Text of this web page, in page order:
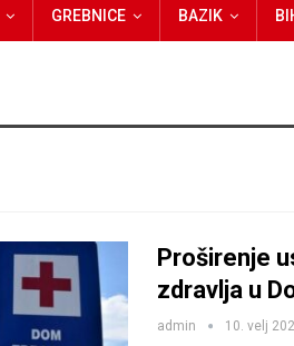
GREBNICE BAZIK
Proširenje
zdravlja u
admin 10. velj